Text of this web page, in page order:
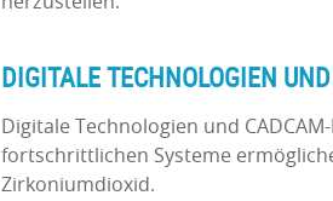
DIGITALE TECHNOLOGIEN
Digitale Technologien und
fortschrittlichen Systeme
Zirkoniumdioxid.